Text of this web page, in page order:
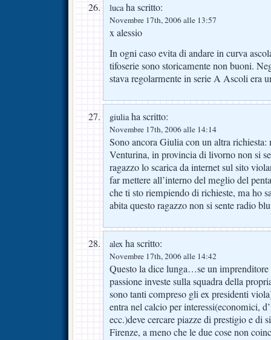
lucaha scritto:
Novembre 17th, 2006 alle 13:57
x alessio
In ogni caso evita di andare in curva
tifoserie sono storicamente non buoni.
stava regolarmente in serie A Ascoli era
giuliaha scritto:
Novembre 17th, 2006 alle 14:14
Sono ancora Giulia con un altra richiesta:
Venturina, in provincia di livorno non si
ragazzo lo scarica da internet sul sito
far mettere all’interno del meglio del
che ti sto riempiendo di richieste, ma ho
abita questo ragazzo non si sente radio
alex ha scritto:
Novembre 17th, 2006 alle 14:42
Questo la dice lunga…se un imprenditore
passione investe sulla squadra della
sono tanti compreso gli ex presidenti
entra nel calcio per interessi(economici,
ecc.)deve cercare piazze di prestigio e di
Firenze, a meno che le due cose non